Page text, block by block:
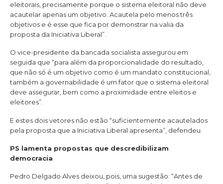
eleitorais, precisamente porque o sistema eleitoral não deve
acautelar apenas um objetivo. Acautela pelo menos três
objetivos e é esse que fica por demonstrar na valia da
proposta da Iniciativa Liberal”.
O vice-presidente da bancada socialista assegurou em
seguida que “para além da proporcionalidade do resultado,
que não só é um objetivo como é um mandato constitucional,
também a governabilidade é um fator que o sistema eleitoral
deve assegurar, bem como a proximidade entre eleitos e
eleitores”.
E estes dois vetores não estão “suficientemente acautelados
pela proposta que a Iniciativa Liberal apresenta”, defendeu.
PS lamenta propostas que descredibilizam
democracia
Pedro Delgado Alves deixou, pois, uma sugestão: “Antes de